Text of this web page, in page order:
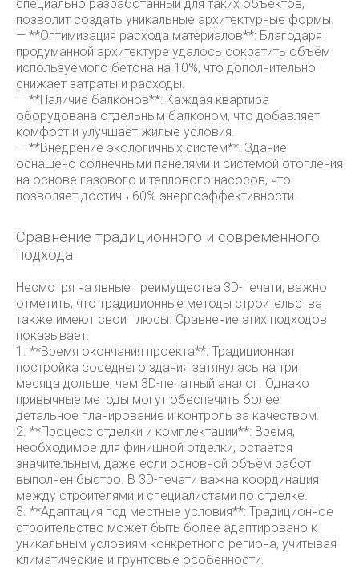
специально разработанный для таких объектов,
позволит создать уникальные архитектурные формы.
— **Оптимизация расхода материалов**: Благодаря
продуманной архитектуре удалось сократить объём
используемого бетона на 10%, что дополнительно
снижает затраты и расходы.
— **Наличие балконов**: Каждая квартира
оборудована отдельным балконом, что добавляет
комфорт и улучшает жилые условия.
— **Внедрение экологичных систем**: Здание
оснащено солнечными панелями и системой отопления
на основе газового и теплового насосов, что
позволяет достичь 60% энергоэффективности.
Сравнение традиционного и современного
подхода
Несмотря на явные преимущества 3D-печати, важно
отметить, что традиционные методы строительства
также имеют свои плюсы. Сравнение этих подходов
показывает:
1. **Время окончания проекта**: Традиционная
постройка соседнего здания затянулась на три
месяца дольше, чем 3D-печатный аналог. Однако
привычные методы могут обеспечить более
детальное планирование и контроль за качеством.
2. **Процесс отделки и комплектации**: Время,
необходимое для финишной отделки, остаётся
значительным, даже если основной объём работ
выполнен быстро. В 3D-печати важна координация
между строителями и специалистами по отделке.
3. **Адаптация под местные условия**: Традиционное
строительство может быть более адаптировано к
уникальным условиям конкретного региона, учитывая
климатические и грунтовые особенности.